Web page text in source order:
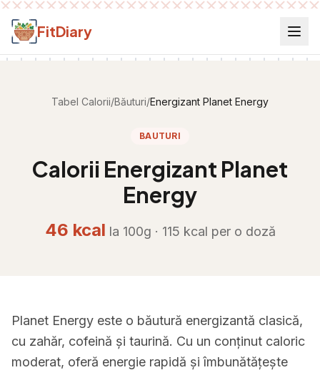
Salt la conținut
FitDiary
Tabel Calorii/Băuturi/Energizant Planet Energy
BAUTURI
Calorii Energizant Planet
Energy
46 kcal la 100g · 115 kcal per o doză
Planet Energy este o băutură energizantă clasică,
cu zahăr, cofeină și taurină. Cu un conținut caloric
moderat, oferă energie rapidă și îmbunătățește